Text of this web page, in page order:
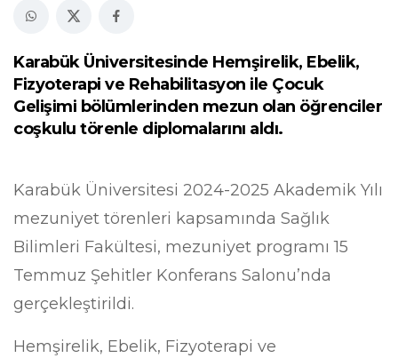
Karabük Üniversitesinde Hemşirelik, Ebelik,
Fizyoterapi ve Rehabilitasyon ile Çocuk
Gelişimi bölümlerinden mezun olan öğrenciler
coşkulu törenle diplomalarını aldı.
Karabük Üniversitesi 2024-2025 Akademik Yılı
mezuniyet törenleri kapsamında Sağlık
Bilimleri Fakültesi, mezuniyet programı 15
Temmuz Şehitler Konferans Salonu’nda
gerçekleştirildi.
Hemşirelik, Ebelik, Fizyoterapi ve